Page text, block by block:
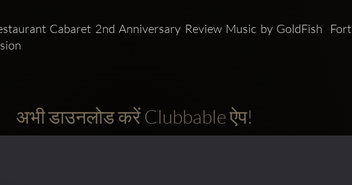
Cabaret 2nd Anniversary Review Music by GoldFish  Fort
अभी डाउनलोड करें Clubbable ऐप!